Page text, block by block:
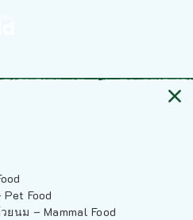
Pet Food
ยนม – Mammal Food